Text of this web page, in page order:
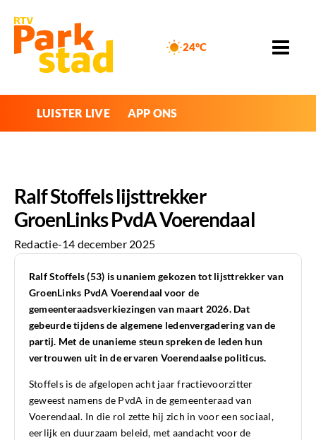
24°C
LUISTER LIVE APP ONS
Ralf Stoffels lijsttrekker
GroenLinks PvdA Voerendaal
Redactie-14 december 2025
Ralf Stoffels (53) is unaniem gekozen tot lijsttrekker van
GroenLinks PvdA Voerendaal voor de
gemeenteraadsverkiezingen van maart 2026. Dat
gebeurde tijdens de algemene ledenvergadering van de
partij. Met de unanieme steun spreken de leden hun
vertrouwen uit in de ervaren Voerendaalse politicus.
Stoffels is de afgelopen acht jaar fractievoorzitter
geweest namens de PvdA in de gemeenteraad van
Voerendaal. In die rol zette hij zich in voor een sociaal,
eerlijk en duurzaam beleid, met aandacht voor de